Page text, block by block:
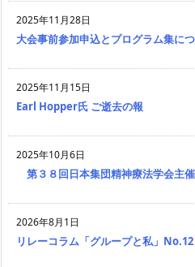
2025年11月28日
大会事前参加申込とプログラム集に
2025年11月15日
Earl Hopper氏 ご逝去の報
2025年10月6日
第３８回日本集団精神療法学会主
2026年8月1日
リレーコラム「グループと私」No.12